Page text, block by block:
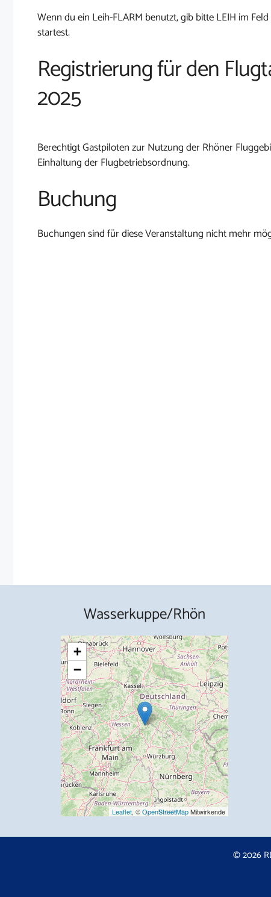
Wenn du ein Leih-FLARM benutzt, gib bitte LEIH im
startest.
Registrierung für den
2025
Berechtigt Gastpiloten zur Nutzung der Rhöner
Einhaltung der Flugbetriebsordnung.
Buchung
Buchungen sind für diese Veranstaltung nicht mehr
Wasserkuppe/Rhön
+
−
Leaflet, ©OpenStreetMapMitwirkende
© 2026